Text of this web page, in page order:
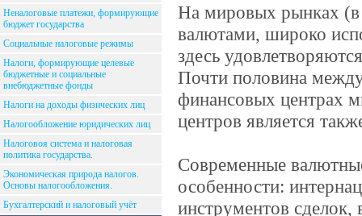
Неналоговые платежи, формирующие
бюджет государства
Социальные налоговые режимы
Налоги, формирующие целевые
бюджетные и социальные
внебюджетные фонды
Налоги на доходы физических лиц
Налогообложение юридических лиц
Налоговоя система и налоговая
политика государства.
Экономическая природа налогов.
Основы налогообложения.
Бухгалтерский и налоговый учёт
На мировых рынках (в
валютами, широко
здесь
Почти половина
финансовых центрах
центров является
Современные
особенности:
инструментов сделок,